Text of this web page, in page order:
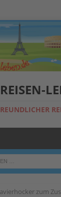
REISEN-
zum